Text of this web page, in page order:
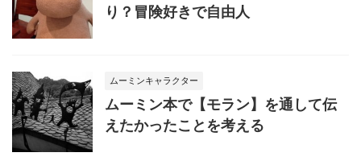
り？冒険好きで自由人
ムーミンキャラクター
ムーミン本で【モラン】を通して伝
えたかったことを考える